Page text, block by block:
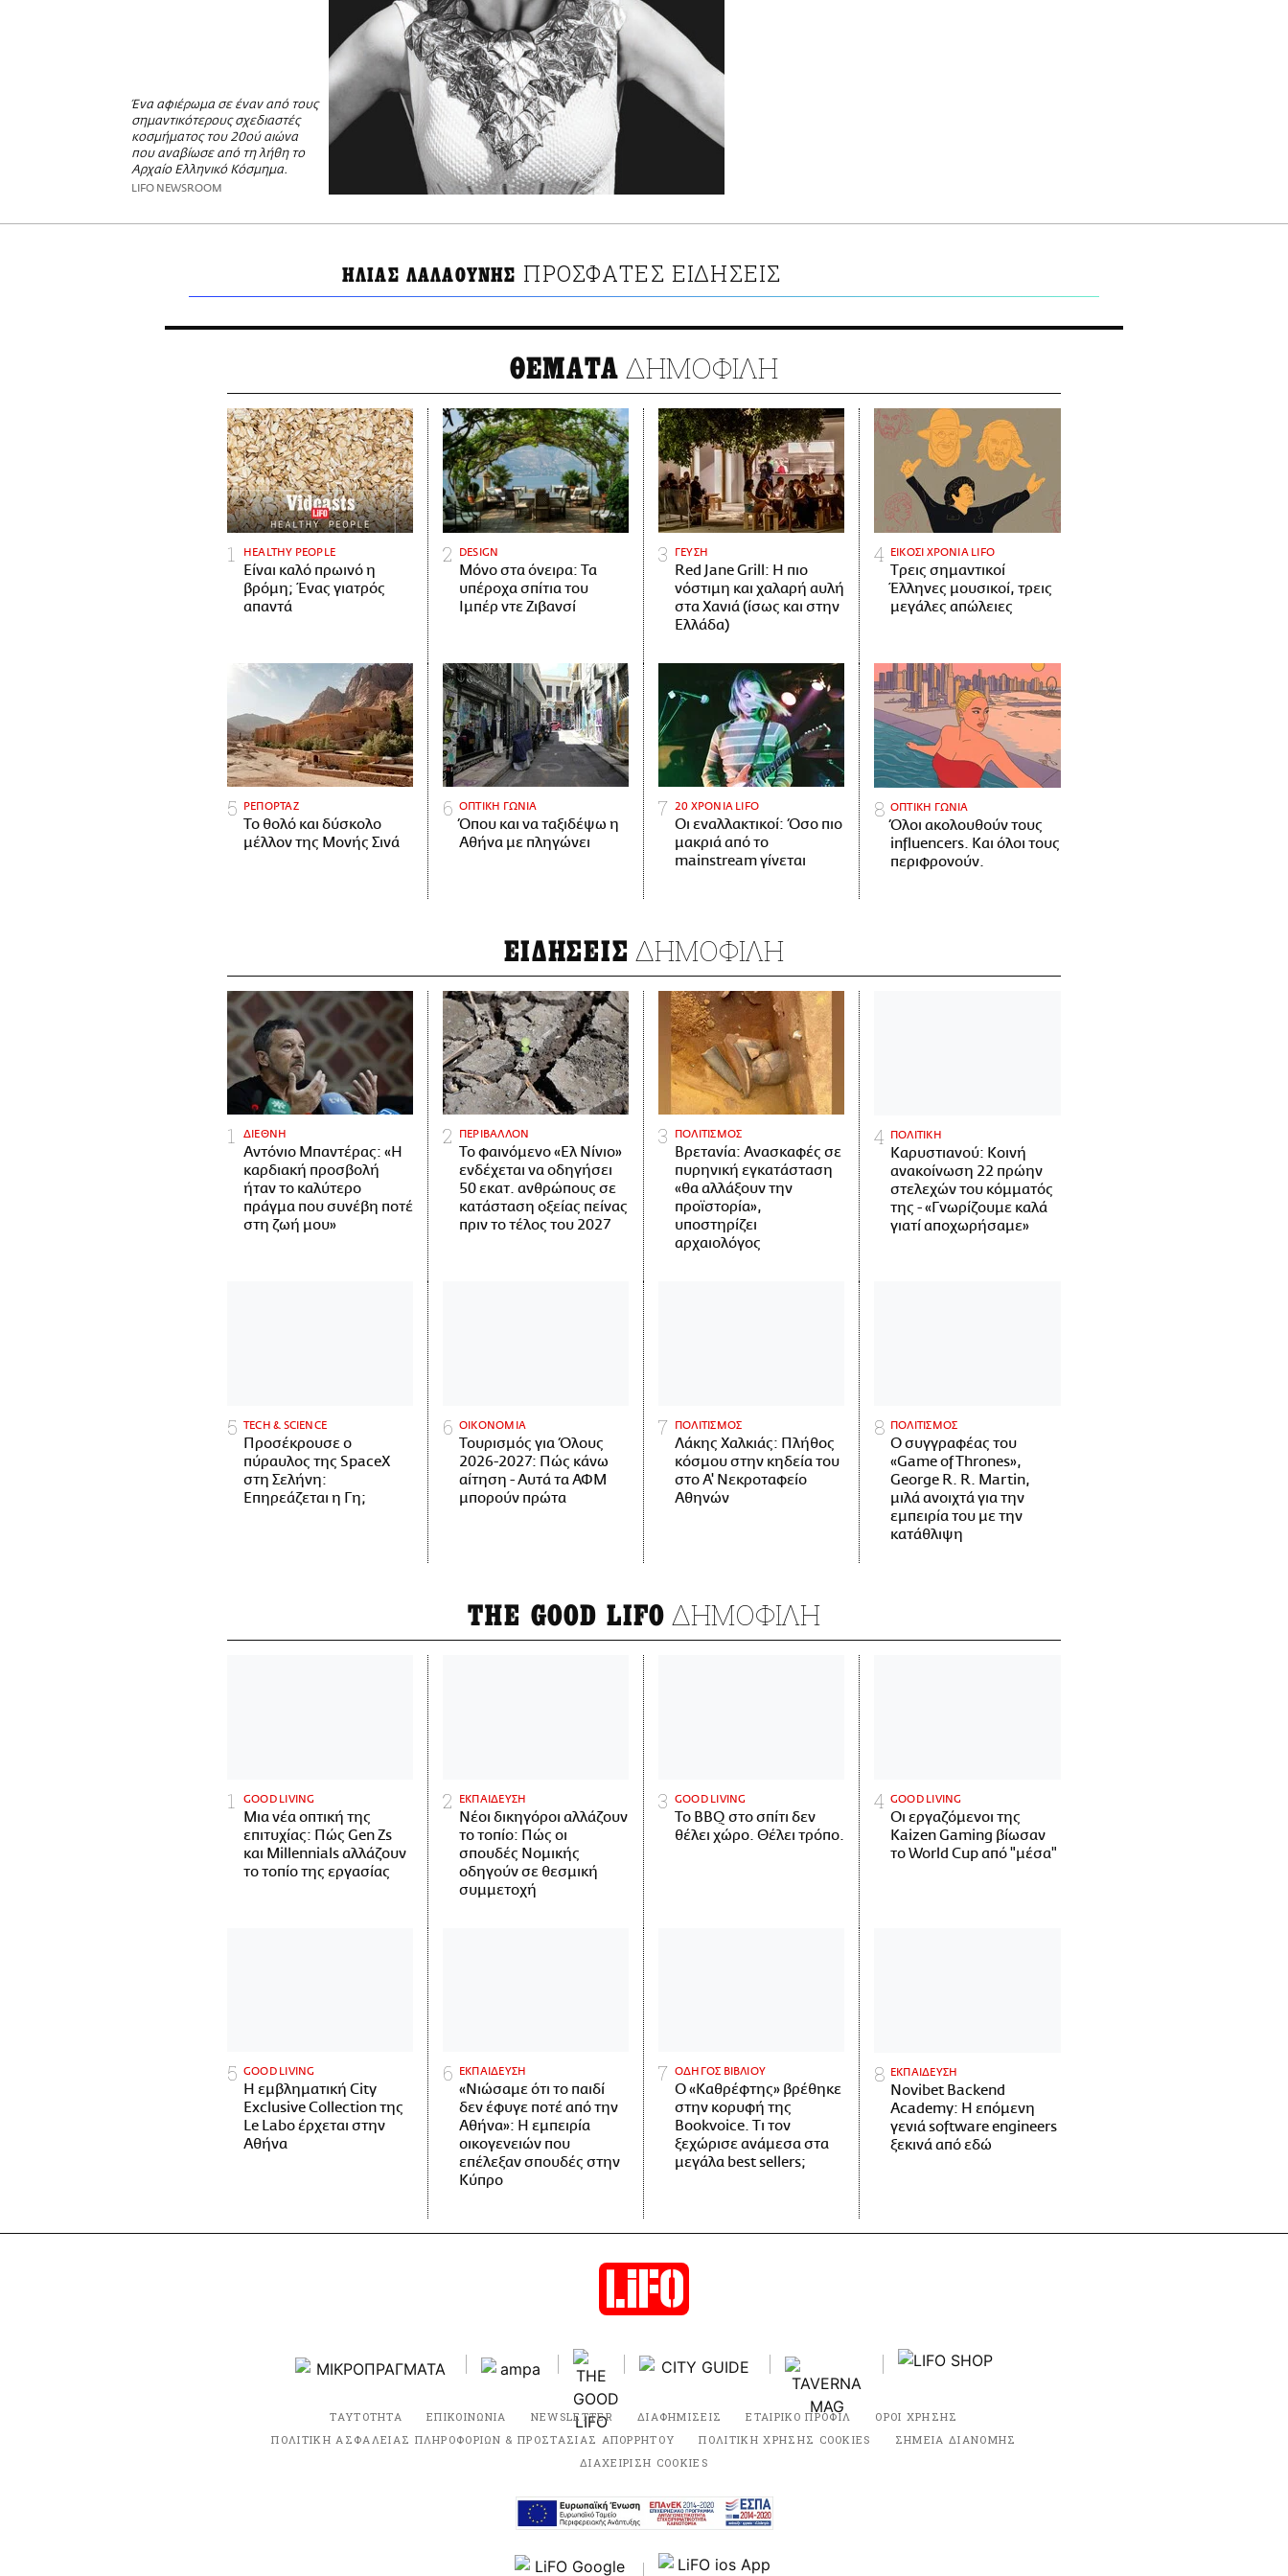
Ένα αφιέρωμα σε έναν από τους
σημαντικότερους σχεδιαστές
κοσμήματος του 20ού αιώνα
που αναβίωσε από τη λήθη το
Αρχαίο Ελληνικό Κόσμημα.
LIFO NEWSROOM
ΗΛΙΑΣ ΛΑΛΑΟΥΝΗΣ ΠΡΟΣΦΑΤΕΣ ΕΙΔΗΣΕΙΣ
ΘΕΜΑΤΑ ΔΗΜΟΦΙΛΗ
HEALTHY PEOPLE
Είναι καλό πρωινό η
βρόμη; Ένας γιατρός
απαντά
DESIGN
Μόνο στα όνειρα: Τα
υπέροχα σπίτια του
Ιμπέρ ντε Ζιβανσί
ΓΕΥΣΗ
Red Jane Grill: Η πιο
νόστιμη και χαλαρή αυλή
στα Χανιά (ίσως και στην
Ελλάδα)
ΕΙΚΟΣΙ ΧΡΟΝΙΑ LIFO
Tρεις σημαντικοί
Έλληνες μουσικοί, τρεις
μεγάλες απώλειες
ΡΕΠΟΡΤΑΖ
Το θολό και δύσκολο
μέλλον της Μονής Σινά
ΟΠΤΙΚΗ ΓΩΝΙΑ
Όπου και να ταξιδέψω η
Αθήνα με πληγώνει
20 ΧΡΟΝΙΑ LIFO
Οι εναλλακτικοί: Όσο πιο
μακριά από το
mainstream γίνεται
ΟΠΤΙΚΗ ΓΩΝΙΑ
Όλοι ακολουθούν τους
influencers. Και όλοι τους
περιφρονούν.
ΕΙΔΗΣΕΙΣ ΔΗΜΟΦΙΛΗ
ΔΙΕΘΝΗ
Αντόνιο Μπαντέρας: «Η
καρδιακή προσβολή
ήταν το καλύτερο
πράγμα που συνέβη ποτέ
στη ζωή μου»
ΠΕΡΙΒΑΛΛΟΝ
Το φαινόμενο «Ελ Νίνιο»
ενδέχεται να οδηγήσει
50 εκατ. ανθρώπους σε
κατάσταση οξείας πείνας
πριν το τέλος του 2027
ΠΟΛΙΤΙΣΜΟΣ
Βρετανία: Ανασκαφές σε
πυρηνική εγκατάσταση
«θα αλλάξουν την
προϊστορία»,
υποστηρίζει
αρχαιολόγος
ΠΟΛΙΤΙΚΗ
Καρυστιανού: Κοινή
ανακοίνωση 22 πρώην
στελεχών του κόμματός
της - «Γνωρίζουμε καλά
γιατί αποχωρήσαμε»
ΤECH & SCIENCE
Προσέκρουσε ο
πύραυλος της SpaceX
στη Σελήνη:
Επηρεάζεται η Γη;
ΟΙΚΟΝΟΜΙΑ
Τουρισμός για Όλους
2026-2027: Πώς κάνω
αίτηση - Αυτά τα ΑΦΜ
μπορούν πρώτα
ΠΟΛΙΤΙΣΜΟΣ
Λάκης Χαλκιάς: Πλήθος
κόσμου στην κηδεία του
στο Α' Νεκροταφείο
Αθηνών
ΠΟΛΙΤΙΣΜΟΣ
Ο συγγραφέας του
«Game of Thrones»,
George R. R. Martin,
μιλά ανοιχτά για την
εμπειρία του με την
κατάθλιψη
THE GOOD LIFO ΔΗΜΟΦΙΛΗ
GOOD LIVING
Μια νέα οπτική της
επιτυχίας: Πώς Gen Zs
και Millennials αλλάζουν
το τοπίο της εργασίας
ΕΚΠΑΙΔΕΥΣΗ
Νέοι δικηγόροι αλλάζουν
το τοπίο: Πώς οι
σπουδές Νομικής
οδηγούν σε θεσμική
συμμετοχή
GOOD LIVING
Το BBQ στο σπίτι δεν
θέλει χώρο. Θέλει τρόπο.
GOOD LIVING
Οι εργαζόμενοι της
Kaizen Gaming βίωσαν
το World Cup από "μέσα"
GOOD LIVING
Η εμβληματική City
Exclusive Collection της
Le Labo έρχεται στην
Αθήνα
ΕΚΠΑΙΔΕΥΣΗ
«Νιώσαμε ότι το παιδί
δεν έφυγε ποτέ από την
Αθήνα»: Η εμπειρία
οικογενειών που
επέλεξαν σπουδές στην
Κύπρο
ΟΔΗΓΟΣ ΒΙΒΛΙΟΥ
Ο «Καθρέφτης» βρέθηκε
στην κορυφή της
Bookvoice. Τι τον
ξεχώρισε ανάμεσα στα
μεγάλα best sellers;
ΕΚΠΑΙΔΕΥΣΗ
Novibet Backend
Academy: Η επόμενη
γενιά software engineers
ξεκινά από εδώ
ΤΑΥΤΟΤΗΤΑ ΕΠΙΚΟΙΝΩΝΙΑ NEWSLETTER ΔΙΑΦΗΜΙΣΕΙΣ ΕΤΑΙΡΙΚΟ ΠΡΟΦΙΛ
ΟΡΟΙ ΧΡΗΣΗΣ
ΠΟΛΙΤΙΚΗ ΑΣΦΑΛΕΙΑΣ ΠΛΗΡΟΦΟΡΙΩΝ & ΠΡΟΣΤΑΣΙΑΣ ΑΠΟΡΡΗΤΟΥ
ΠΟΛΙΤΙΚΗ ΧΡΗΣΗΣ COOKIES
ΣΗΜΕΙΑ ΔΙΑΝΟΜΗΣ
ΔΙΑΧΕΙΡΙΣΗ COOKIES